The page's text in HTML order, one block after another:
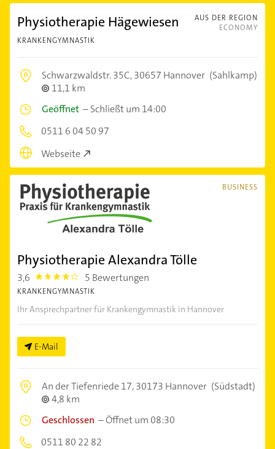
AUS DER REGION
ECONOMY
Physiotherapie Hägewiesen
KRANKENGYMNASTIK
Schwarzwaldstr. 35C,30657 Hannover (Sahlkamp)
11,1 km
Geöffnet –Schließt um 14:00
0511 6 04 50 97
Webseite
BUSINESS
Physiotherapie Alexandra Tölle
3,6 3.6000001 5 Bewertungen
KRANKENGYMNASTIK
Ihr Ansprechpartner für Krankengymnastik in Hannover
E-Mail
An der Tiefenriede 17,30173 Hannover (Südstadt)
4,8 km
Geschlossen –Öffnet um 08:30
0511 80 22 82